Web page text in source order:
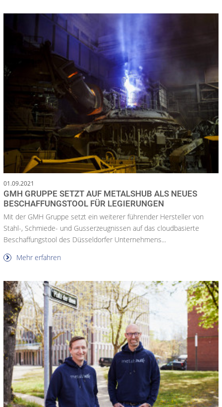
01.09.2021
GMH GRUPPE SETZT AUF METALSHUB ALS NEUES
BESCHAFFUNGSTOOL FÜR LEGIERUNGEN
Mit der GMH Gruppe setzt ein weiterer führender Hersteller von
Stahl-, Schmiede- und Gusserzeugnissen auf das cloudbasierte
Beschaffungstool des Düsseldorfer Unternehmens...
Mehr erfahren